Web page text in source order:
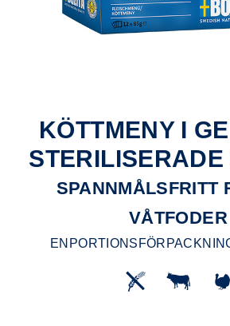
KÖTTMENY I
STERILISERADE
SPANNMÅLSFRITT
VÅTFODER